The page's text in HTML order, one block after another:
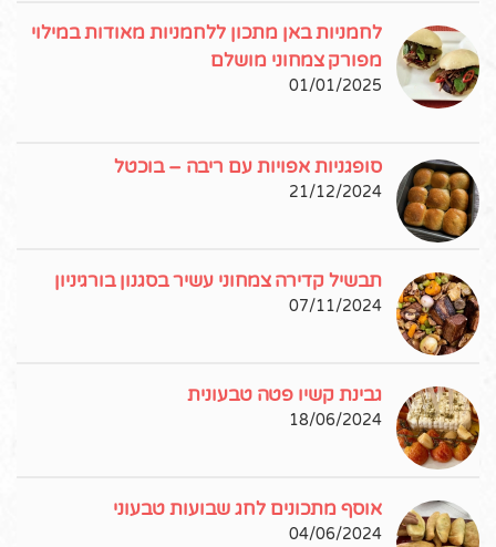
לחמניות באן מתכון ללחמניות מאודות במילוי
מפורק צמחוני מושלם
01/01/2025
סופגניות אפויות עם ריבה – בוכטל
21/12/2024
תבשיל קדירה צמחוני עשיר בסגנון בורגיניון
07/11/2024
גבינת קשיו פטה טבעונית
18/06/2024
אוסף מתכונים לחג שבועות טבעוני
04/06/2024